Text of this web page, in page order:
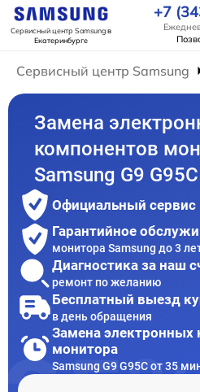
Сервисный центр Samsungв
Екатеринбурге
+7
Сервисный центр Samsung
Замена
компонентов
Samsung G9 G95C
Официальный сервис
Гарантийное
монитора Samsung до 3
Диагностика за наш
ремонт по желанию
Бесплатный выезд
в день обращения
Замена электронных
монитора
Samsung G9 G95C от 35